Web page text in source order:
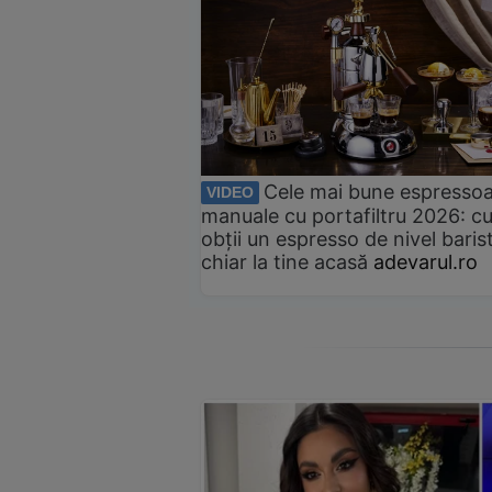
VIDEO
Cele mai bune
manuale cu portafiltru 2026:
obții un espresso de nivel
chiar la tine acasă adevarul.ro